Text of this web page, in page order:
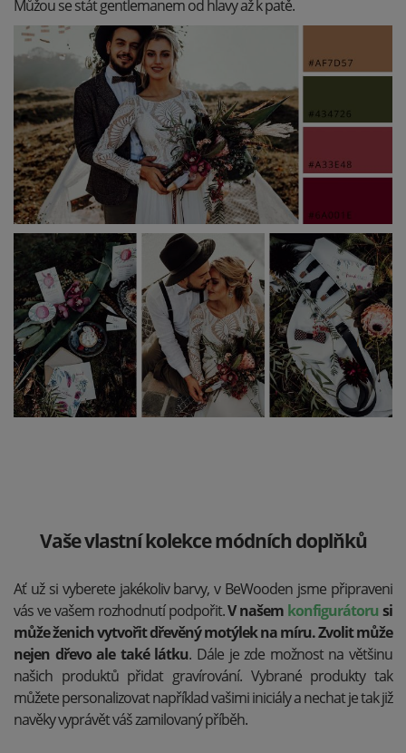
Můžou se stát gentlemanem od hlavy až k patě.
Vaše vlastní kolekce módních doplňků
Ať už si vyberete jakékoliv barvy, v BeWooden jsme připraveni
vás ve vašem rozhodnutí podpořit.V našem konfigurátoru si
může ženich vytvořit dřevěný motýlek na míru. Zvolit může
nejen dřevo ale také látku. Dále je zde možnost na většinu
našich produktů přidat gravírování. Vybrané produkty tak
můžete personalizovat například vašimi iniciály a nechat je tak již
navěky vyprávět váš zamilovaný příběh.